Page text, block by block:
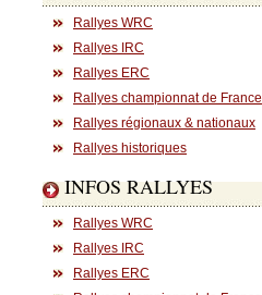
Rallyes WRC
Rallyes IRC
Rallyes ERC
Rallyes championnat de France
Rallyes régionaux & nationaux
Rallyes historiques
INFOS RALLYES
Rallyes WRC
Rallyes IRC
Rallyes ERC